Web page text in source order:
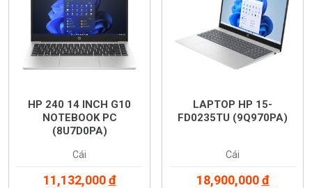
HP 240 14 INCH G10
NOTEBOOK PC
(8U7D0PA)
Cái
11,132,000đ
LAPTOP HP 15-
FD0235TU (9Q970PA)
Cái
18,900,000đ